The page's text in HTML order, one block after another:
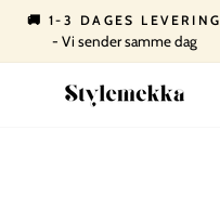
Pause
🚚 1-3 DAGES LEVERING
- Vi sender samme dag